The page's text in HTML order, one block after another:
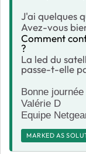
J'ai quelques
Avez-vous
Comment
?
La led du
passe-t-elle
Bonne
Valérie D
Equipe
MARKED AS